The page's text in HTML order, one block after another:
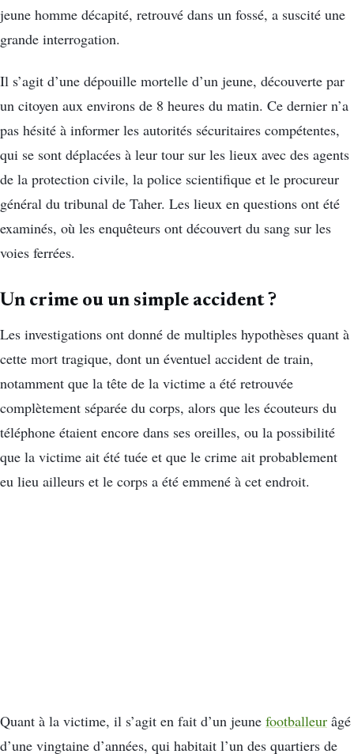
jeune homme décapité, retrouvé dans un fossé, a suscité une
grande interrogation.
Il s’agit d’une dépouille mortelle d’un jeune, découverte par
un citoyen aux environs de 8 heures du matin. Ce dernier n’a
pas hésité à informer les autorités sécuritaires compétentes,
qui se sont déplacées à leur tour sur les lieux avec des agents
de la protection civile, la police scientifique et le procureur
général du tribunal de Taher. Les lieux en questions ont été
examinés, où les enquêteurs ont découvert du sang sur les
voies ferrées.
Un crime ou un simple accident ?
Les investigations ont donné de multiples hypothèses quant à
cette mort tragique, dont un éventuel accident de train,
notamment que la tête de la victime a été retrouvée
complètement séparée du corps, alors que les écouteurs du
téléphone étaient encore dans ses oreilles, ou la possibilité
que la victime ait été tuée et que le crime ait probablement
eu lieu ailleurs et le corps a été emmené à cet endroit.
Quant à la victime, il s’agit en fait d’un jeune footballeur âgé
d’une vingtaine d’années, qui habitait l’un des quartiers de